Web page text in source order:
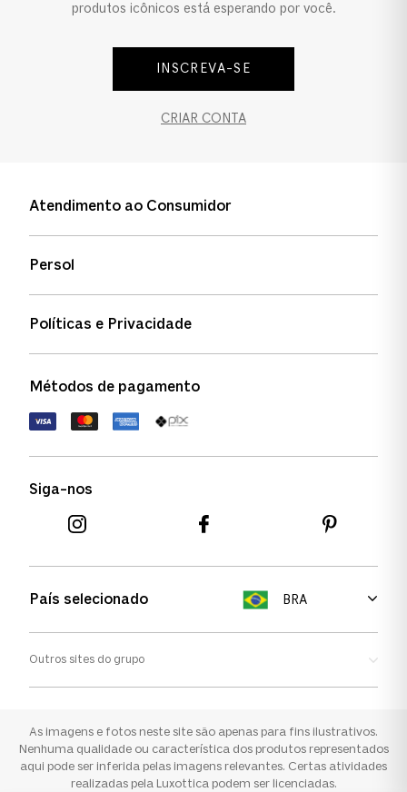
produtos icônicos está esperando por você.
INSCREVA-SE
CRIAR CONTA
Atendimento ao Consumidor
Status de pedidos
Política de garantia
FAQs
Persol
Políticas e Privacidade
Política de devolução
Termos de uso
Métodos de pagamento
Siga-nos
País selecionado BRA
Outros sites do grupo
Ray-ban
Sunglass Hut
As imagens e fotos neste site são apenas para fins ilustrativos.
Nenhuma qualidade ou característica dos produtos representados
aqui pode ser inferida pelas imagens relevantes. Certas atividades
realizadas pela Luxottica podem ser licenciadas.